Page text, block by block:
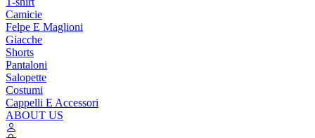
Camicie
Felpe E Maglioni
Giacche
Shorts
Pantaloni
Salopette
Costumi
Cappelli E Accessori
ABOUT US